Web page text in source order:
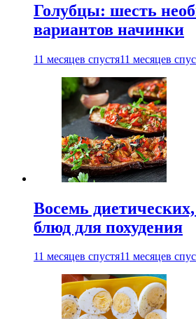
Голубцы: шесть
вариантов начинки
11 месяцев спустя11 месяцев
Восемь
блюд для похудения
11 месяцев спустя11 месяцев